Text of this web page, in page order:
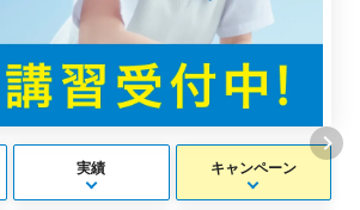
実績 キャンペーン